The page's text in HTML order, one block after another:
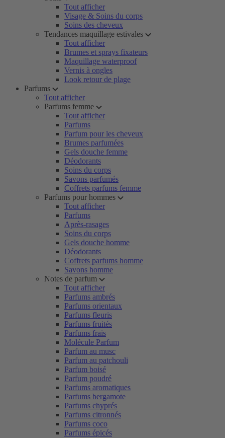
Tout afficher
Visage & Soins du corps
Soins des cheveux
Tendances maquillage estivales
Tout afficher
Brumes et sprays fixateurs
Maquillage waterproof
Vernis à ongles
Look retour de plage
Parfums
Tout afficher
Parfums femme
Tout afficher
Parfums
Parfum pour les cheveux
Brumes parfumées
Gels douche femme
Déodorants
Soins du corps
Savons parfumés
Coffrets parfums femme
Parfums pour hommes
Tout afficher
Parfums
Après-rasages
Soins du corps
Gels douche homme
Déodorants
Coffrets parfums homme
Savons homme
Notes de parfum
Tout afficher
Parfums ambrés
Parfums orientaux
Parfums fleuris
Parfums fruités
Parfums frais
Molécule Parfum
Parfum au musc
Parfum au patchouli
Parfum boisé
Parfum poudré
Parfums aromatiques
Parfums bergamote
Parfums chyprés
Parfums citronnés
Parfums coco
Parfums épicés